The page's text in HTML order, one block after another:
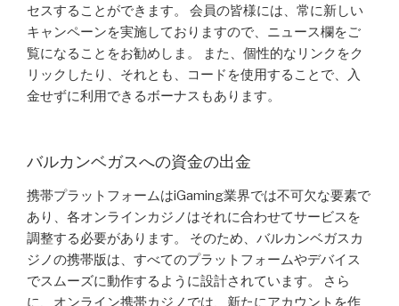
セスすることができます。 会員の皆様には、常に新しい
キャンペーンを実施しておりますので、ニュース欄をご
覧になることをお勧めしま。 また、個性的なリンクをク
リックしたり、それとも、コードを使用することで、入
金せずに利用できるボーナスもあります。
バルカンベガスへの資金の出金
携帯プラットフォームはiGaming業界では不可欠な要素で
あり、各オンラインカジノはそれに合わせてサービスを
調整する必要があります。 そのため、バルカンベガスカ
ジノの携帯版は、すべてのプラットフォームやデバイス
でスムーズに動作するように設計されています。 さら
に、オンライン携帯カジノでは、新たにアカウントを作